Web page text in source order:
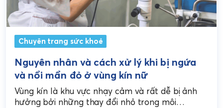
Chuyên trang sức khoẻ
Nguyên nhân và cách xử lý khi bị ngứa
và nổi mẩn đỏ ở vùng kín nữ
Vùng kín là khu vực nhạy cảm và rất dễ bị ảnh
hưởng bởi những thay đổi nhỏ trong môi